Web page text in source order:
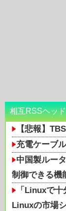
相互RSSヘッ
【悲報】
充電ケーブ
中国製ルー
制御できる機
「Linuxで
Linuxの市場